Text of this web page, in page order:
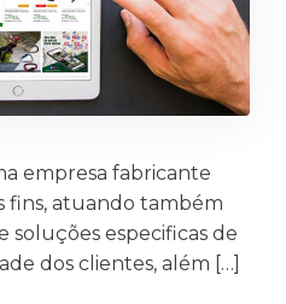
empresa fabricante
fins, atuando também
soluções especificas de
dos clientes, além […]